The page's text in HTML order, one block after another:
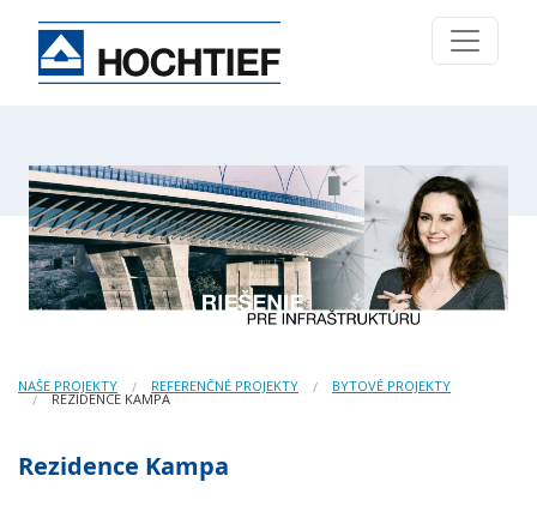
NAŠE PROJEKTY REFERENČNÉ PROJEKTY BYTOVÉ PROJEKTY
REZIDENCE KAMPA
Rezidence Kampa